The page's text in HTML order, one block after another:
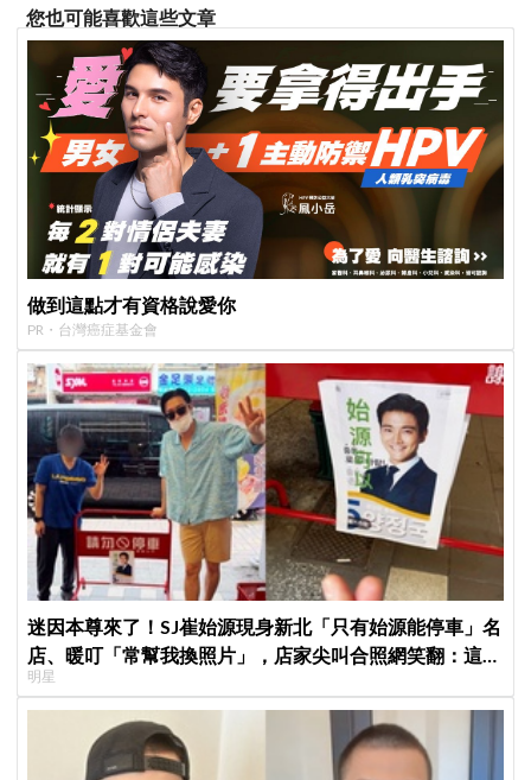
您也可能喜歡這些文章
做到這點才有資格說愛你
PR・台灣癌症基金會
迷因本尊來了！SJ崔始源現身新北「只有始源能停車」名
店、暖叮「常幫我換照片」，店家尖叫合照網笑翻：這輩
子不能脫粉了
明星